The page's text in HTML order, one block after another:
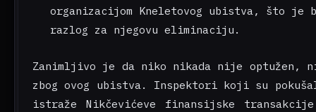
organizacijom Kneletovog ubistva, što je
razlog za njegovu eliminaciju.
Zanimljivo je da niko nikada nije optužen,
zbog ovog ubistva. Inspektori koji su
istraže Nikčevićeve finansijske